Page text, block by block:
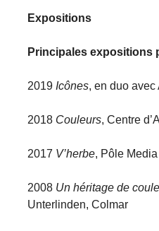
Expositions
Principales expositions
2019 Icônes, en duo
2018 Couleurs, Centre
2017 V’herbe, Pôle
2008 Un héritage de
Unterlinden, Colmar